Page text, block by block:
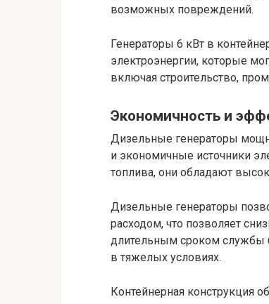
возможных повреждений.
Генераторы 6 кВт в
электроэнергии, которые
включая строительство,
Экономичность и
Дизельные генераторы
и экономичные источники
топлива, они обладают
Дизельные генераторы
расходом, что позволяет
длительным сроком службы
в тяжелых условиях.
Контейнерная конструкция